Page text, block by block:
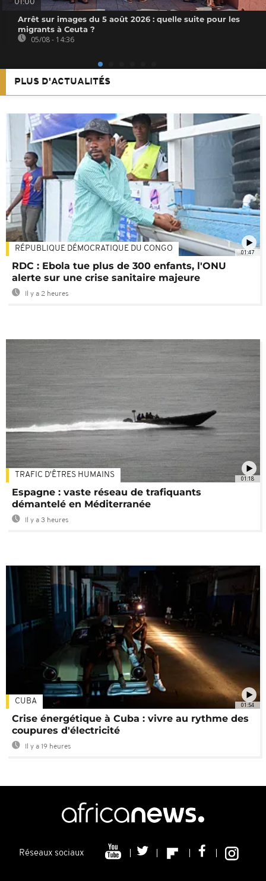
01:00
Arrêt sur images du 5 août 2026 : quelle suite pour les
migrants à Ceuta ?
05/08 - 14:36
PLUS D'ACTUALITÉS
01:47
RÉPUBLIQUE DÉMOCRATIQUE DU CONGO
RDC : Ebola tue plus de 300 enfants, l'ONU
alerte sur une crise sanitaire majeure
Il y a 2 heures
01:18
TRAFIC D'ÊTRES HUMAINS
Espagne : vaste réseau de trafiquants
démantelé en Méditerranée
Il y a 3 heures
01:54
CUBA
Crise énergétique à Cuba : vivre au rythme des
coupures d'électricité
Il y a 19 heures
Réseaux sociaux